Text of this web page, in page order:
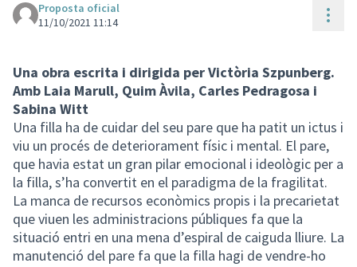
Proposta oficial
11/10/2021 11:14
Una obra escrita i dirigida per Victòria Szpunberg.
Amb Laia Marull, Quim Àvila, Carles Pedragosa i
Sabina Witt
Una filla ha de cuidar del seu pare que ha patit un ictus i
viu un procés de deteriorament físic i mental. El pare,
que havia estat un gran pilar emocional i ideològic per a
la filla, s’ha convertit en el paradigma de la fragilitat.
La manca de recursos econòmics propis i la precarietat
que viuen les administracions públiques fa que la
situació entri en una mena d’espiral de caiguda lliure. La
manutenció del pare fa que la filla hagi de vendre-ho